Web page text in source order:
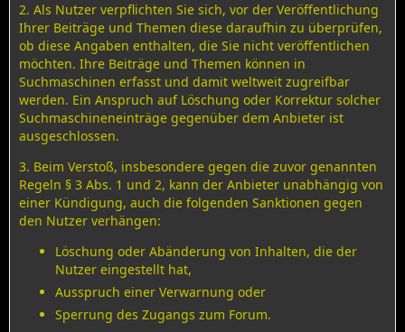
2. Als Nutzer verpflichten Sie sich, vor der Veröffentlichung
Ihrer Beiträge und Themen diese daraufhin zu überprüfen,
ob diese Angaben enthalten, die Sie nicht veröffentlichen
möchten. Ihre Beiträge und Themen können in
Suchmaschinen erfasst und damit weltweit zugreifbar
werden. Ein Anspruch auf Löschung oder Korrektur solcher
Suchmaschineneinträge gegenüber dem Anbieter ist
ausgeschlossen.
3. Beim Verstoß, insbesondere gegen die zuvor genannten
Regeln § 3 Abs. 1 und 2, kann der Anbieter unabhängig von
einer Kündigung, auch die folgenden Sanktionen gegen
den Nutzer verhängen:
Löschung oder Abänderung von Inhalten, die der
Nutzer eingestellt hat,
Ausspruch einer Verwarnung oder
Sperrung des Zugangs zum Forum.